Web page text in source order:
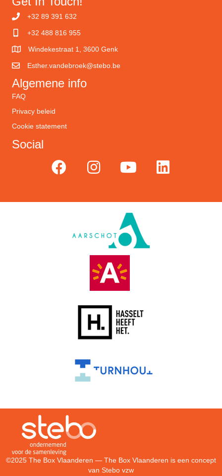
+32 89 391 632
+32 488 816 955
Windekestraat 1, 3600 Genk
Esther.vandebroek@stebo.be
Algemene info
FAQ
Privacy beleid
Cookie statement
Social
©2025 The Box Vlaanderen — The Box Vlaanderen is een concept
van Stebo vzw